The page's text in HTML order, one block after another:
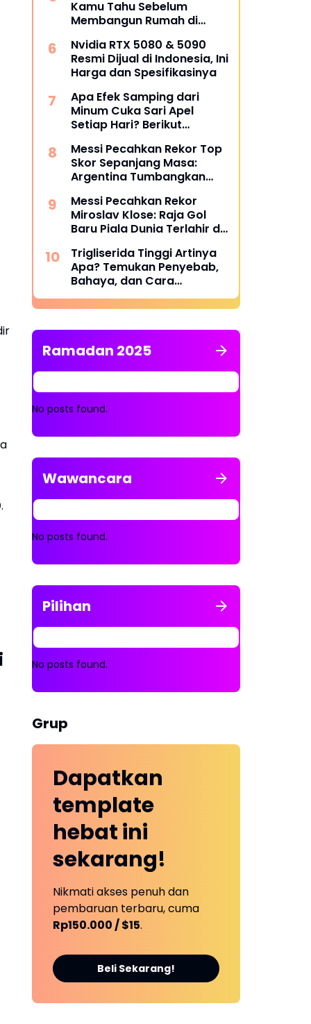
.
Kamu Tahu Sebelum
Membangun Rumah di
Nvidia RTX 5080 & 5090
Resmi Dijual di Indonesia, Ini
Harga dan Spesifikasinya
Apa Efek Samping dari
Minum Cuka Sari Apel
Setiap Hari? Berikut
Messi Pecahkan Rekor Top
Skor Sepanjang Masa:
Argentina Tumbangkan
2026
Messi Pecahkan Rekor
Miroslav Klose: Raja Gol
Baru Piala Dunia Terlahir di
Trigliserida Tinggi Artinya
Apa? Temukan Penyebab,
Bahaya, dan Cara
Mengatasinya
Ramadan 2025
No posts found.
Wawancara
No posts found.
Pilihan
No posts found.
Grup
Dapatkan
template
hebat ini
sekarang!
Nikmati akses penuh dan
pembaruan terbaru, cuma
Rp150.000 / $15.
Beli Sekarang!